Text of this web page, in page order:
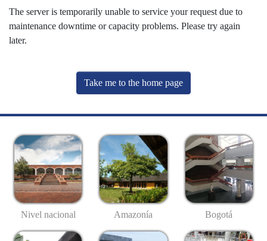
The server is temporarily unable to service your request due to
maintenance downtime or capacity problems. Please try again
later.
Take me to the home page
Nivel nacional Amazonía Bogotá